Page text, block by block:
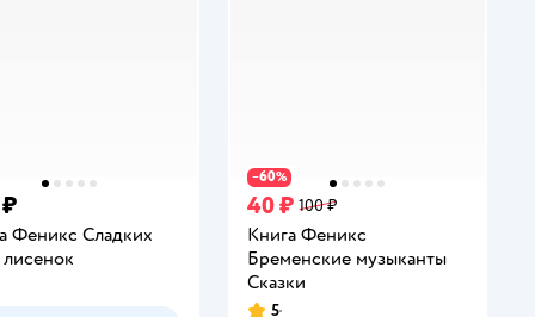
Феникс Сладких
−60%
40 ₽ 100 ₽
Книга Феникс
Бременские музыканты
Сказки
5